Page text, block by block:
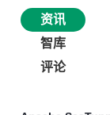
资讯
智库
评论